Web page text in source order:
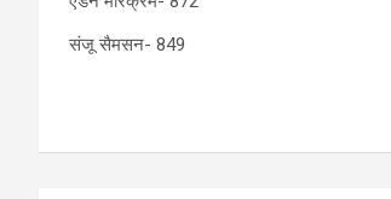
संजू सैमसन- 849